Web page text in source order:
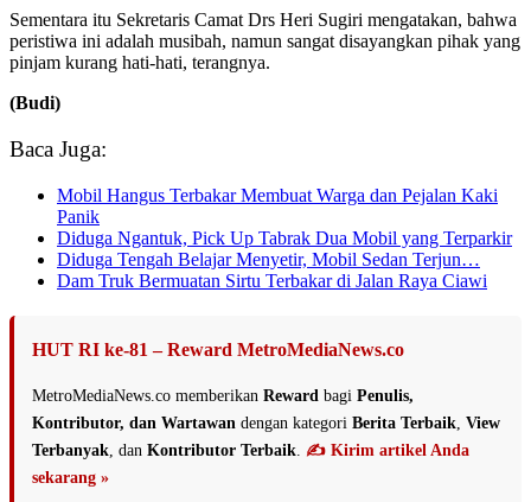
Sementara itu Sekretaris Camat Drs Heri Sugiri mengatakan, bahwa
peristiwa ini adalah musibah, namun sangat disayangkan pihak yang
pinjam kurang hati-hati, terangnya.
(Budi)
Baca Juga:
Mobil Hangus Terbakar Membuat Warga dan Pejalan Kaki
Panik
Diduga Ngantuk, Pick Up Tabrak Dua Mobil yang Terparkir
Diduga Tengah Belajar Menyetir, Mobil Sedan Terjun…
Dam Truk Bermuatan Sirtu Terbakar di Jalan Raya Ciawi
HUT RI ke-81 – Reward MetroMediaNews.co
MetroMediaNews.co memberikan Reward bagi Penulis,
Kontributor, dan Wartawan dengan kategori Berita Terbaik View
Terbanyak , dan Kontributor Terbaik ✍️ Kirim artikel Anda
sekarang »